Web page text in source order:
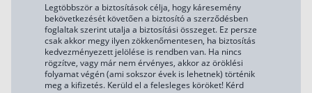
Legtöbbször a biztosítások célja, hogy káresemény
bekövetkezését követően a biztosító a szerződésben
foglaltak szerint utalja a biztosítási összeget. Ez persze
csak akkor megy ilyen zökkenőmentesen, ha biztosítás
kedvezményezett jelölése is rendben van. Ha nincs
rögzítve, vagy már nem érvényes, akkor az öröklési
folyamat végén (ami sokszor évek is lehetnek) történik
meg a kifizetés. Kerüld el a felesleges köröket! Kérd